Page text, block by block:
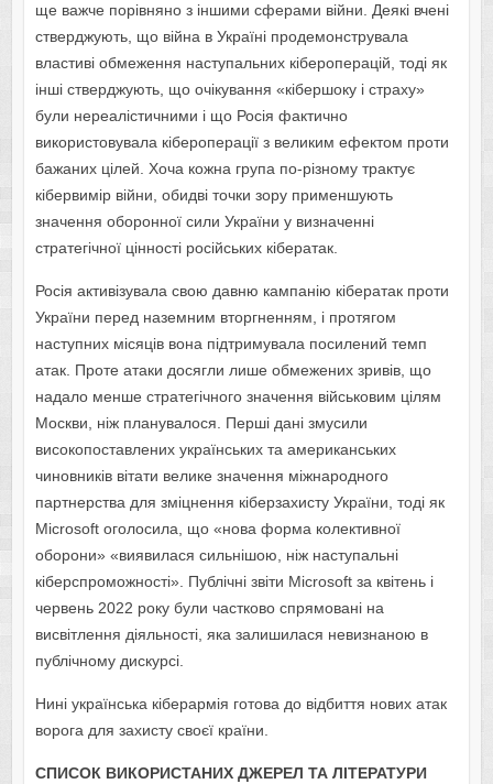
ще важче порівняно з іншими сферами війни. Деякі вчені
стверджують, що війна в Україні продемонструвала
властиві обмеження наступальних кібероперацій, тоді як
інші стверджують, що очікування «кібершоку і страху»
були нереалістичними і що Росія фактично
використовувала кібероперації з великим ефектом проти
бажаних цілей. Хоча кожна група по-різному трактує
кібервимір війни, обидві точки зору применшують
значення оборонної сили України у визначенні
стратегічної цінності російських кібератак.
Росія активізувала свою давню кампанію кібератак проти
України перед наземним вторгненням, і протягом
наступних місяців вона підтримувала посилений темп
атак. Проте атаки досягли лише обмежених зривів, що
надало менше стратегічного значення військовим цілям
Москви, ніж планувалося. Перші дані змусили
високопоставлених українських та американських
чиновників вітати велике значення міжнародного
партнерства для зміцнення кіберзахисту України, тоді як
Microsoft оголосила, що «нова форма колективної
оборони» «виявилася сильнішою, ніж наступальні
кіберспроможності». Публічні звіти Microsoft за квітень і
червень 2022 року були частково спрямовані на
висвітлення діяльності, яка залишилася невизнаною в
публічному дискурсі.
Нині українська кіберармія готова до відбиття нових атак
ворога для захисту своєї країни.
СПИСОК ВИКОРИСТАНИХ ДЖЕРЕЛ ТА ЛІТЕРАТУРИ